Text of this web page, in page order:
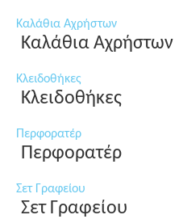
Καλάθια Αχρήστων
Καλάθια Αχρήστων
Κλειδοθήκες
Κλειδοθήκες
Περφορατέρ
Περφορατέρ
Σετ Γραφείου
Σετ Γραφείου